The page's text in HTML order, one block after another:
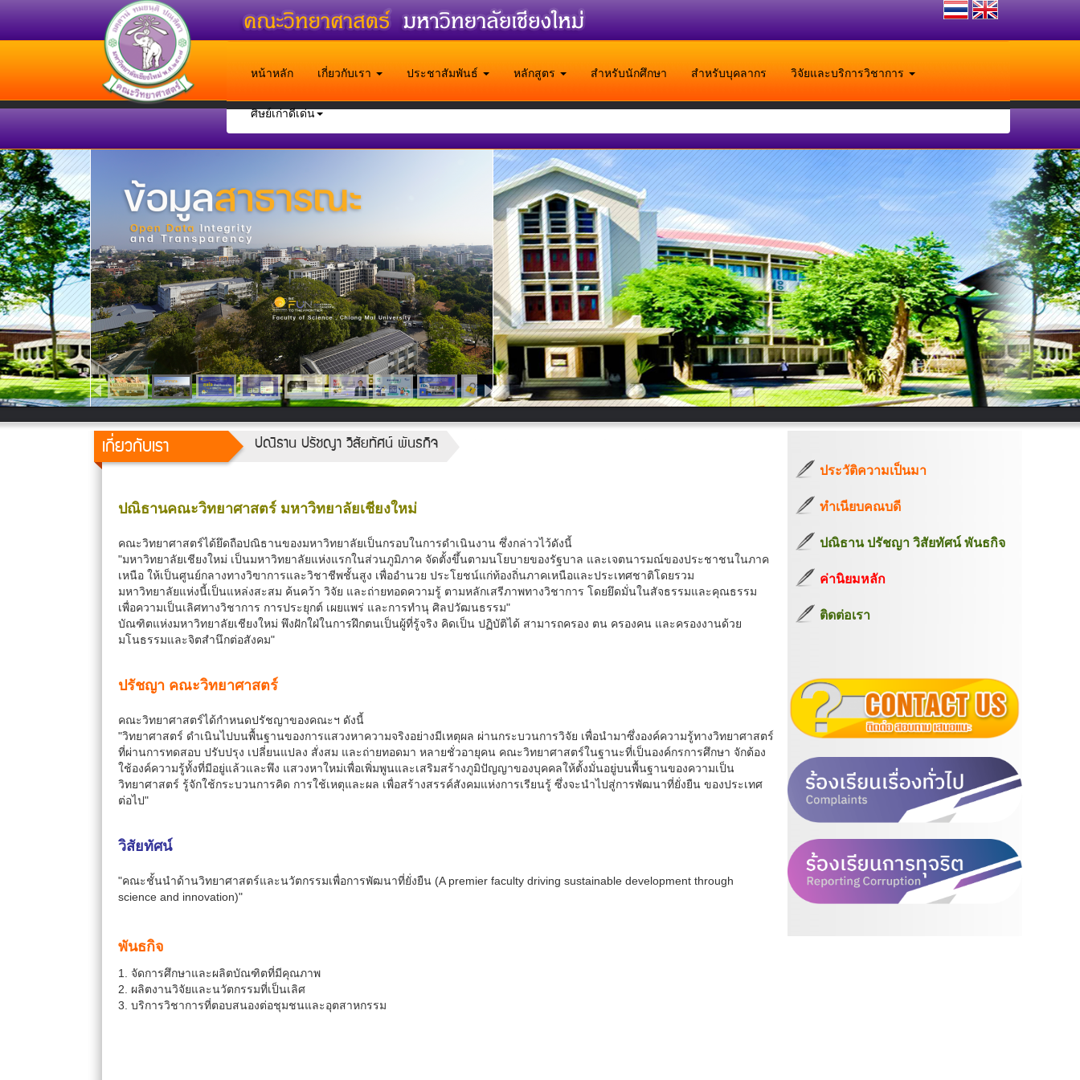
หน้าหลัก เกี่ยวกับเรา ประชาสัมพันธ์ หลักสูตร สำหรับนักศึกษา สำหรับบุคลากร วิจัยและบริการวิชาการ
ศิษย์เก่าดีเด่น
เกี่ยวกับเรา ปณิธาน ปรัชญา วิสัยทัศน์ พันธกิจ
ปณิธานคณะวิทยาศาสตร์ มหาวิทยาลัยเชียงใหม่
คณะวิทยาศาสตร์ได้ยึดถือปณิธานของมหาวิทยาลัยเป็นกรอบในการดำเนินงาน ซึ่งกล่าวไว้ดังนี้
"มหาวิทยาลัยเชียงใหม่ เป็นมหาวิทยาลัยแห่งแรกในส่วนภูมิภาค จัดตั้งขึ้นตามนโยบายของรัฐบาล และเจตนารมณ์ของประชาชนในภาค
เหนือ ให้เป็นศูนย์กลางทางวิฃาการและวิชาชีพชั้นสูง เพื่ออำนวย ประโยชน์แก่ท้องถิ่นภาคเหนือและประเทศชาติโดยรวม
มหาวิทยาลัยแห่งนี้เป็นแหล่งสะสม ค้นคว้า วิจัย และถ่ายทอดความรู้ ตามหลักเสรีภาพทางวิชาการ โดยยึดมั่นในสัจธรรมและคุณธรรม
เพื่อความเป็นเลิศทางวิชาการ การประยุกต์ เผยแพร่ และการทำนุ ศิลปวัฒนธรรม"
บัณฑิตแห่งมหาวิทยาลัยเชียงใหม่ พึงฝักใฝ่ในการฝึกตนเป็นผู้ที่รู้จริง คิดเป็น ปฏิบัติได้ สามารถครอง ตน ครองคน และครองงานด้วย
มโนธรรมและจิตสำนึกต่อสังคม"
ปรัชญา คณะวิทยาศาสตร์
คณะวิทยาศาสตร์ได้กำหนดปรัชญาของคณะฯ ดังนี้
"วิทยาศาสตร์ ดำเนินไปบนพื้นฐานของการแสวงหาความจริงอย่างมีเหตุผล ผ่านกระบวนการวิจัย เพื่อนำมาซึ่งองค์ความรู้ทางวิทยาศาสตร์
ที่ผ่านการทดสอบ ปรับปรุง เปลี่ยนแปลง สั่งสม และถ่ายทอดมา หลายชั่วอายุคน คณะวิทยาศาสตร์ในฐานะที่เป็นองค์กรการศึกษา จักต้อง
ใช้องค์ความรู้ทั้งที่มีอยู่แล้วและพึง แสวงหาใหม่เพื่อเพิ่มพูนและเสริมสร้างภูมิปัญญาของบุคคลให้ตั้งมั่นอยู่บนพื้นฐานของความเป็น
วิทยาศาสตร์ รู้จักใช้กระบวนการคิด การใช้เหตุและผล เพื่อสร้างสรรค์สังคมแห่งการเรียนรู้ ซึ่งจะนำไปสู่การพัฒนาที่ยั่งยืน ของประเทศ
ต่อไป"
วิสัยทัศน์
"คณะชั้นนําด้านวิทยาศาสตร์และนวัตกรรมเพื่อการพัฒนาที่ยั่งยืน (A premier faculty driving sustainable development through
science and innovation)"
พันธกิจ
1. จัดการศึกษาและผลิตบัณฑิตที่มีคุณภาพ
2. ผลิตงานวิจัยและนวัตกรรมที่เป็นเลิศ
3. บริการวิชาการที่ตอบสนองต่อชุมชนและอุตสาหกรรม
ประวัติความเป็นมา
ทำเนียบคณบดี
ปณิธาน ปรัชญา วิสัยทัศน์ พันธกิจ
ค่านิยมหลัก
ติดต่อเรา